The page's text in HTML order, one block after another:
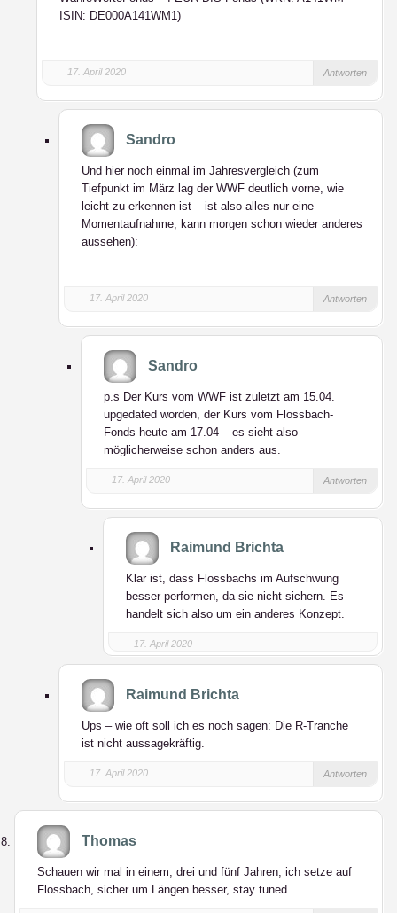
ISIN: DE000A141WM1)
17. April 2020 Antworten
Sandro
Und hier noch einmal im Jahresvergleich (zum
Tiefpunkt im März lag der WWF deutlich vorne, wie
leicht zu erkennen ist – ist also alles nur eine
Momentaufnahme, kann morgen schon wieder anderes
aussehen):
17. April 2020 Antworten
Sandro
p.s Der Kurs vom WWF ist zuletzt am 15.04.
upgedated worden, der Kurs vom Flossbach-
Fonds heute am 17.04 – es sieht also
möglicherweise schon anders aus.
17. April 2020 Antworten
Raimund Brichta
Klar ist, dass Flossbachs im Aufschwung
besser performen, da sie nicht sichern. Es
handelt sich also um ein anderes Konzept.
17. April 2020
Raimund Brichta
Ups – wie oft soll ich es noch sagen: Die R-Tranche
ist nicht aussagekräftig.
17. April 2020 Antworten
Thomas
Schauen wir mal in einem, drei und fünf Jahren, ich setze auf
Flossbach, sicher um Längen besser, stay tuned